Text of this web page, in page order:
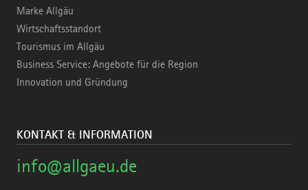
Marke Allgäu
Wirtschaftsstandort
Tourismus im Allgäu
Business Service: Angebote für die Region
Innovation und Gründung
KONTAKT & INFORMATION
info@allgaeu.de